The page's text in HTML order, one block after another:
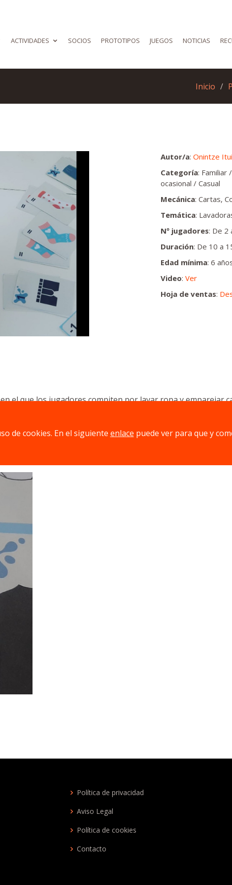
ACTIVIDADES SOCIOS PROTOTIPOS JUEGOS NOTICIAS
Inicio
Autor/a: Onintze
Categoría: Familiar
ocasional / Casual
Mecánica: Cartas,
Temática:
Nº jugadores: De 2
Duración: De 10 a
Edad mínima: 6
Video: Ver
Hoja de ventas:
el que los jugadores compiten por lavar ropa y emparejar
Política de privacidad
Aviso Legal
Política de cookies
Contacto
de cookies. En el siguiente enlace puede ver para que y